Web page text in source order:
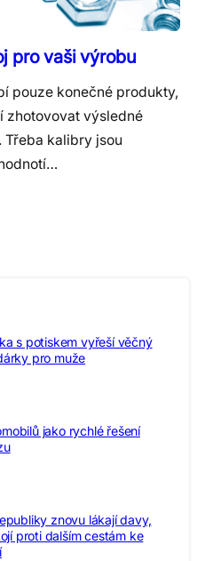
pro vaši výrobu
pouze konečné produkty,
zhotovovat výsledné
kalibry jsou
s potiskem vyřeší věčný
pro muže
jako rychlé řešení
znovu lákají davy,
proti dalším cestám ke